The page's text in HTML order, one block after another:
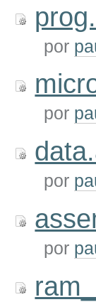
por
por
por
por